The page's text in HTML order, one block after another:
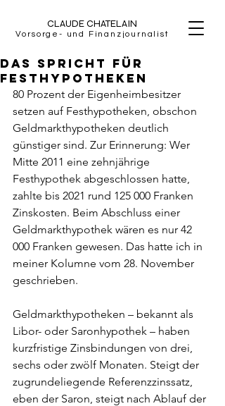
CLAUDE CHATELAIN
Vorsorge- und Finanzjournalist
Das spricht für
Festhypotheken
80 Prozent der Eigenheimbesitzer
setzen auf Festhypotheken, obschon
Geldmarkthypotheken deutlich
günstiger sind. Zur Erinnerung: Wer
Mitte 2011 eine zehnjährige
Festhypothek abgeschlossen hatte,
zahlte bis 2021 rund 125 000 Franken
Zinskosten. Beim Abschluss einer
Geldmarkthypothek wären es nur 42
000 Franken gewesen. Das hatte ich in
meiner Kolumne vom 28. November
geschrieben.
Geldmarkthypotheken – bekannt als
Libor- oder Saronhypothek – haben
kurzfristige Zinsbindungen von drei,
sechs oder zwölf Monaten. Steigt der
zugrundeliegende Referenzzinssatz,
eben der Saron, steigt nach Ablauf der